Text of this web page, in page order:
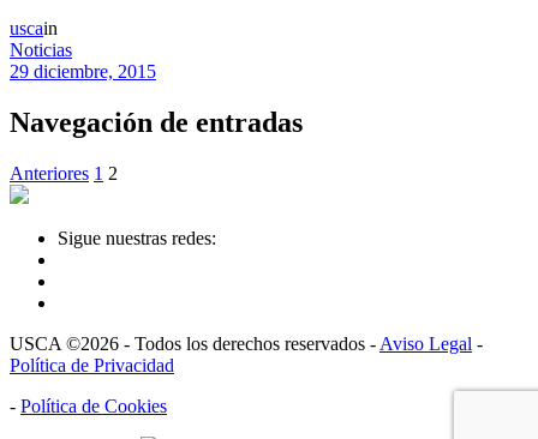
uscain
Noticias
29 diciembre, 2015
Navegación de entradas
Anteriores 1 2
Sigue nuestras redes:
USCA ©2026 - Todos los derechos reservados - Aviso Legal -
Política de Privacidad
- Política de Cookies